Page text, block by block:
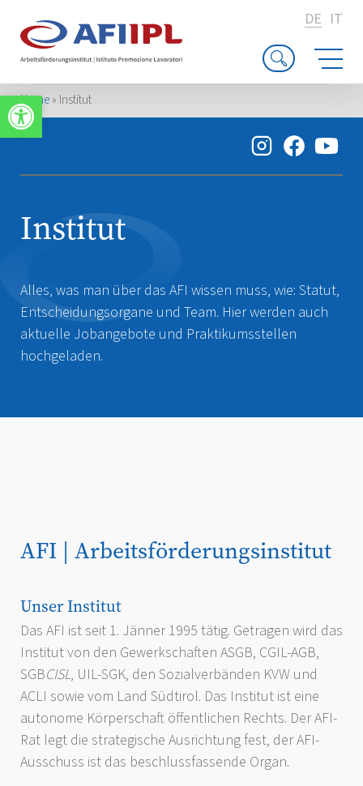
Werkzeugleiste öffnen
DE IT
Home» Institut
Institut
Alles, was man über das AFI wissen muss, wie: Statut,
Entscheidungsorgane und Team. Hier werden auch
aktuelle Jobangebote und Praktikumsstellen
hochgeladen.
AFI | Arbeitsförderungsinstitut
Unser Institut
Das AFI ist seit 1. Jänner 1995 tätig. Getragen wird das
Institut von den Gewerkschaften ASGB, CGIL-AGB,
SGBCISL, UIL-SGK, den Sozialverbänden KVW und
ACLI sowie vom Land Südtirol. Das Institut ist eine
autonome Körperschaft öffentlichen Rechts. Der AFI-
Rat legt die strategische Ausrichtung fest, der AFI-
Ausschuss ist das beschlussfassende Organ.